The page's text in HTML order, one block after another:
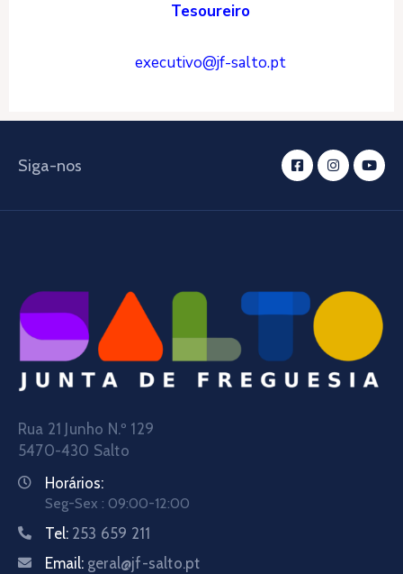
Tesoureiro
executivo@jf-salto.pt
Siga-nos
Rua 21 Junho N.º 129
5470-430 Salto
Horários:
Seg-Sex : 09:00-12:00
Tel: 253 659 211
Email: geral@jf-salto.pt